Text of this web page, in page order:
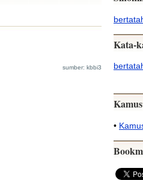
sumber: kbbi3
Kata-
•